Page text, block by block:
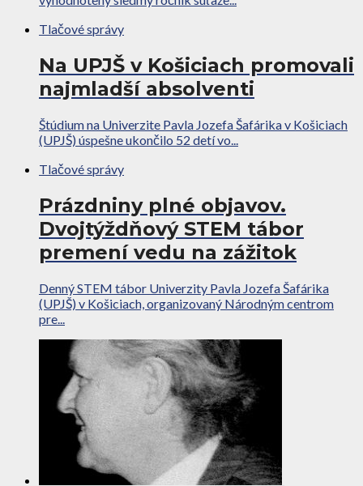
Tlačové správy
Na UPJŠ v Košiciach promovali
najmladší absolventi
Štúdium na Univerzite Pavla Jozefa Šafárika v Košiciach
(UPJŠ) úspešne ukončilo 52 detí vo...
Tlačové správy
Prázdniny plné objavov.
Dvojtýždňový STEM tábor
premení vedu na zážitok
Denný STEM tábor Univerzity Pavla Jozefa Šafárika
(UPJŠ) v Košiciach, organizovaný Národným centrom
pre...